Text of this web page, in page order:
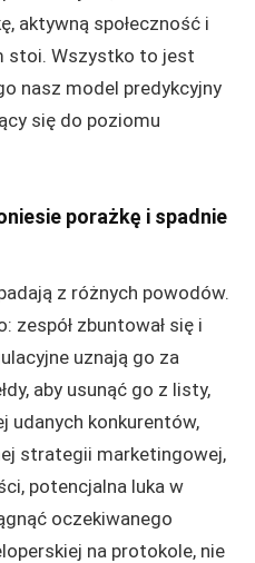
aktywną społeczność i
stoi. Wszystko to jest
nasz model predykcyjny
się do poziomu
porażkę i spadnie
z różnych powodów.
zespół zbuntował się i
uznają go za
aby usunąć go z listy,
udanych konkurentów,
strategii marketingowej,
potencjalna luka w
oczekiwanego
na protokole, nie